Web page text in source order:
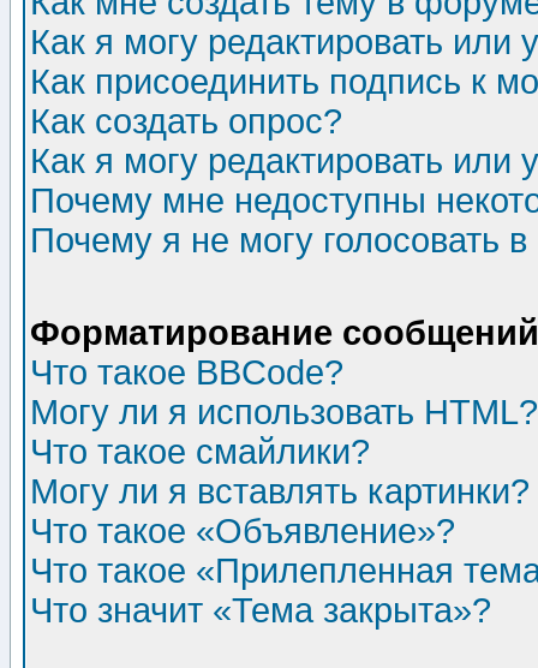
Как я могу редактировать или
Как присоединить подпись к
Как создать опрос?
Как я могу редактировать или
Почему мне недоступны
Почему я не могу голосовать
Форматирование
Что такое BBCode?
Могу ли я использовать HTML?
Что такое смайлики?
Могу ли я вставлять картинки?
Что такое «Объявление»?
Что такое «Прилепленная
Что значит «Тема закрыта»?